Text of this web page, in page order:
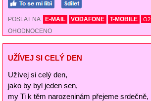
POSLAT NA E-MAIL VODAFONE T-MOBILE O2
OHODNOCENO
UŽÍVEJ SI CELÝ DEN
Užívej si celý den,
jako by byl jeden sen,
my Ti k těm narozeninám přejeme srdečně,